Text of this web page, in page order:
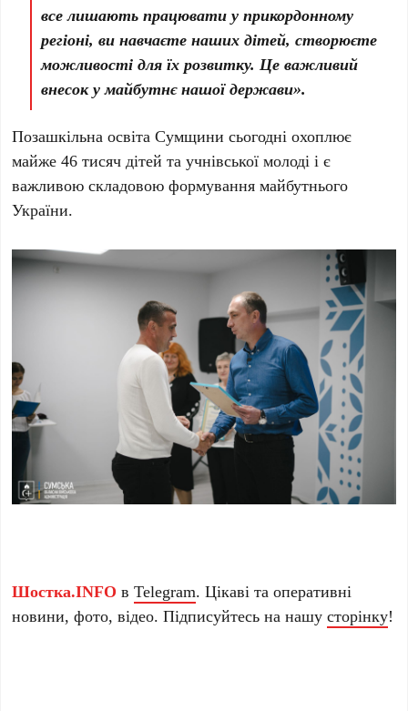
все лишають працювати у прикордонному
регіоні, ви навчаєте наших дітей, створюєте
можливості для їх розвитку. Це важливий
внесок у майбутнє нашої держави».
Позашкільна освіта Сумщини сьогодні охоплює
майже 46 тисяч дітей та учнівської молоді і є
важливою складовою формування майбутнього
України.
Шостка.INFO вTelegram. Цікаві та оперативні
новини, фото, відео. Підписуйтесь на нашусторінку!